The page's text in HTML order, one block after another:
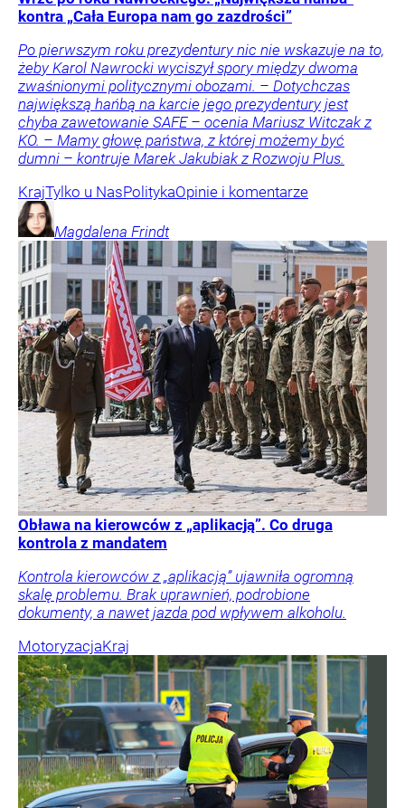
kontra „Cała Europa nam go zazdrości”
Po pierwszym roku prezydentury nic nie wskazuje na to,
żeby Karol Nawrocki wyciszył spory między dwoma
zwaśnionymi politycznymi obozami. – Dotychczas
największą hańbą na karcie jego prezydentury jest
chyba zawetowanie SAFE – ocenia Mariusz Witczak z
KO. – Mamy głowę państwa, z której możemy być
dumni – kontruje Marek Jakubiak z Rozwoju Plus.
KrajTylko u NasPolitykaOpinie i komentarze
Magdalena Frindt
Obława na kierowców z „aplikacją”. Co druga
kontrola z mandatem
Kontrola kierowców z „aplikacją” ujawniła ogromną
skalę problemu. Brak uprawnień, podrobione
dokumenty, a nawet jazda pod wpływem alkoholu.
MotoryzacjaKraj